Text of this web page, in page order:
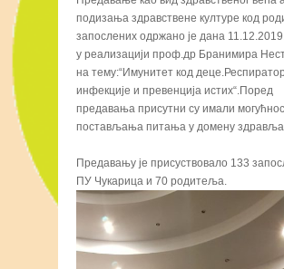
подизања здравствене културе код
запослених одржано је дана
у реализацији проф.др Бранимира
на тему:“Имунитет код
инфекције и превенција истих“.Поред
предавања присутни су имали
постављања питања у домену
Предавању је присуствовало 133
ПУ Чукарица и 70 родитеља.